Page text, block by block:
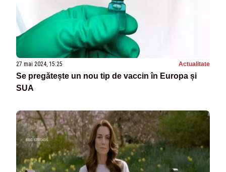
27 mai 2024, 15:25 Actualitate
Se pregătește un nou tip de vaccin în Europa și
SUA